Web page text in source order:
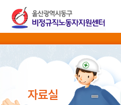
자료실